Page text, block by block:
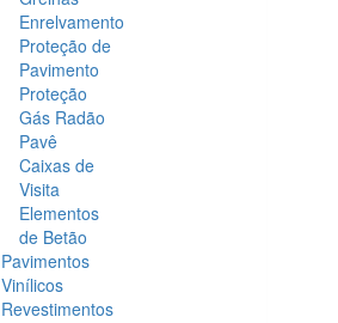
Enrelvamento
Proteção de
Pavimento
Proteção
Gás Radão
Pavê
Caixas de
Visita
Elementos
de Betão
Pavimentos
Vinílicos
Revestimentos